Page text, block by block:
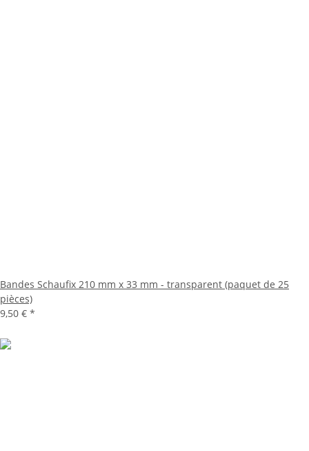
Bandes Schaufix 210 mm x 33 mm - transparent (paquet de 25
pièces)
9,50 € *